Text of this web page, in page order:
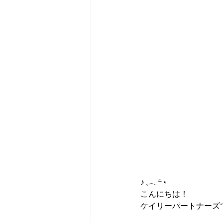
♪ 𓈒𓂃꙳⋆
こんにちは！
ケイリーパートナーズ